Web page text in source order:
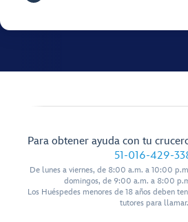
Para obtener ayuda con tu
51-016-429-
De lunes a viernes, de 8:00 a.m. a 10:00
domingos, de 9:00 a.m. a 8:00
Los Huéspedes menores de 18 años deben
tutores para llamar.